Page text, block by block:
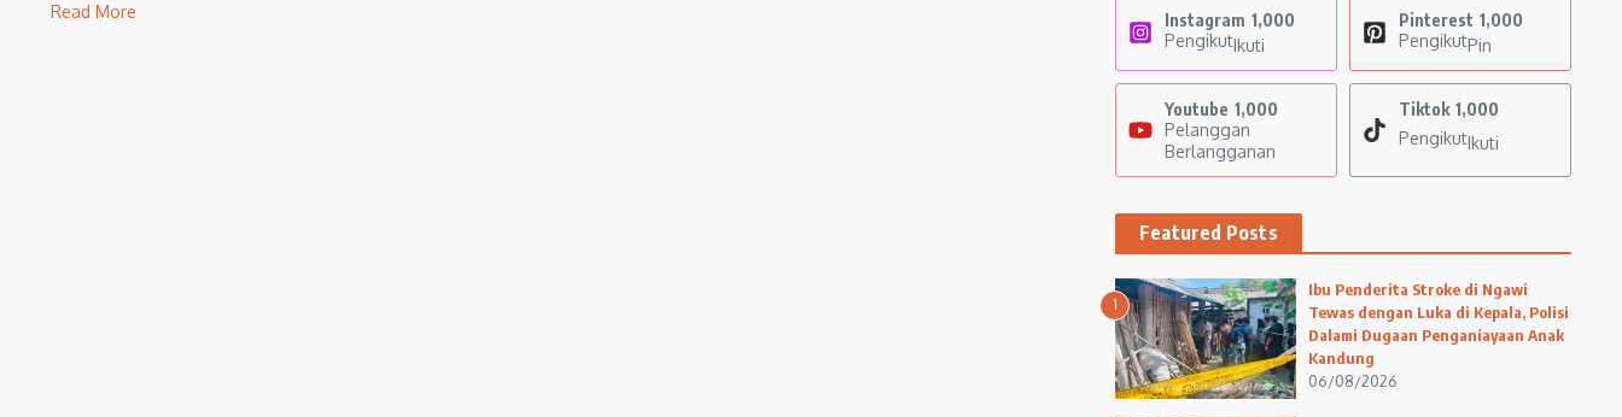
Read More Instagram 1,000
PengikutIkuti
Pinterest 1,000
PengikutPin
Youtube 1,000
Pelanggan
Berlangganan
Tiktok 1,000
PengikutIkuti
Featured Posts
1
Ibu Penderita Stroke di Ngawi
Tewas dengan Luka di Kepala, Polisi
Dalami Dugaan Penganiayaan Anak
Kandung
06/08/2026